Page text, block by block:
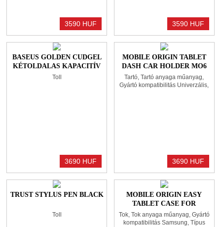
3590 HUF 3590 HUF
BASEUS GOLDEN CUDGEL
KÉTOLDALAS KAPACITÍV
CERUZA BLACK
Toll
3690 HUF
MOBILE ORIGIN TABLET
DASH CAR HOLDER MO6
Tartó, Tartó anyaga műanyag,
Gyártó kompatibilitás Univerzális,
3690 HUF
TRUST STYLUS PEN BLACK
Toll
MOBILE ORIGIN EASY
TABLET CASE FOR
GALAXY TAB S10 FE+
TRANSPARENT
Tok, Tok anyaga műanyag, Gyártó
kompatibilitás Samsung, Típus